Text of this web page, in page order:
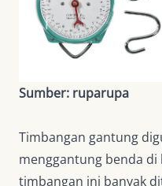
Sumber: ruparupa
Timbangan gantung
menggantung benda di
timbangan ini banyak